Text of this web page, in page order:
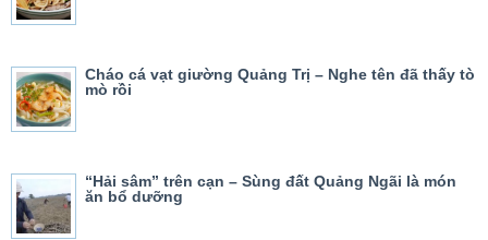
Cháo cá vạt giường Quảng Trị – Nghe tên đã thấy tò
mò rồi
“Hải sâm” trên cạn – Sùng đất Quảng Ngãi là món
ăn bổ dưỡng